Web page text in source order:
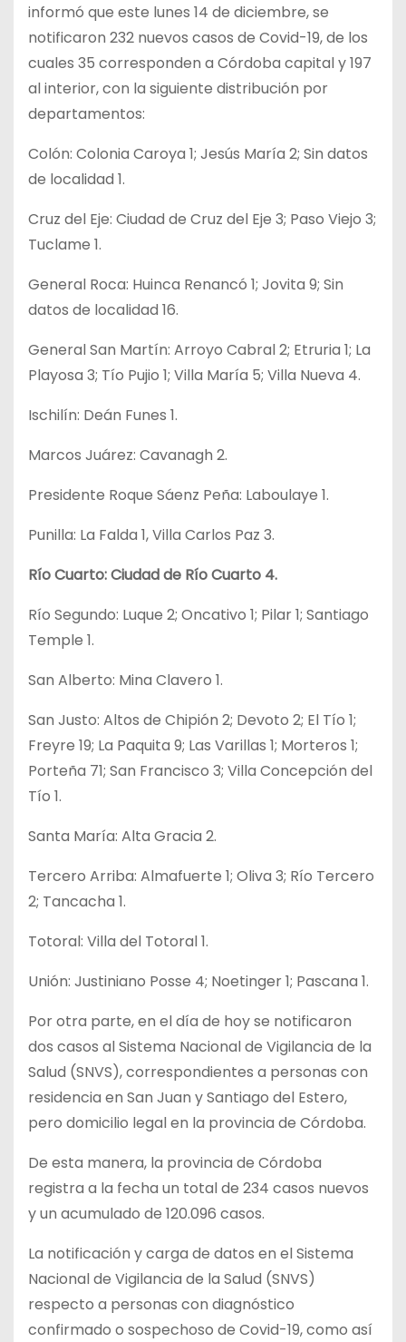
informó que este lunes 14 de diciembre, se
notificaron 232 nuevos casos de Covid-19, de los
cuales 35 corresponden a Córdoba capital y 197
al interior, con la siguiente distribución por
departamentos:
Colón: Colonia Caroya 1; Jesús María 2; Sin datos
de localidad 1.
Cruz del Eje: Ciudad de Cruz del Eje 3; Paso Viejo 3;
Tuclame 1.
General Roca: Huinca Renancó 1; Jovita 9; Sin
datos de localidad 16.
General San Martín: Arroyo Cabral 2; Etruria 1; La
Playosa 3; Tío Pujio 1; Villa María 5; Villa Nueva 4.
Ischilín: Deán Funes 1.
Marcos Juárez: Cavanagh 2.
Presidente Roque Sáenz Peña: Laboulaye 1.
Punilla: La Falda 1, Villa Carlos Paz 3.
Río Cuarto: Ciudad de Río Cuarto 4.
Río Segundo: Luque 2; Oncativo 1; Pilar 1; Santiago
Temple 1.
San Alberto: Mina Clavero 1.
San Justo: Altos de Chipión 2; Devoto 2; El Tío 1;
Freyre 19; La Paquita 9; Las Varillas 1; Morteros 1;
Porteña 71; San Francisco 3; Villa Concepción del
Tío 1.
Santa María: Alta Gracia 2.
Tercero Arriba: Almafuerte 1; Oliva 3; Río Tercero
2; Tancacha 1.
Totoral: Villa del Totoral 1.
Unión: Justiniano Posse 4; Noetinger 1; Pascana 1.
Por otra parte, en el día de hoy se notificaron
dos casos al Sistema Nacional de Vigilancia de la
Salud (SNVS), correspondientes a personas con
residencia en San Juan y Santiago del Estero,
pero domicilio legal en la provincia de Córdoba.
De esta manera, la provincia de Córdoba
registra a la fecha un total de 234 casos nuevos
y un acumulado de 120.096 casos.
La notificación y carga de datos en el Sistema
Nacional de Vigilancia de la Salud (SNVS)
respecto a personas con diagnóstico
confirmado o sospechoso de Covid-19, como así